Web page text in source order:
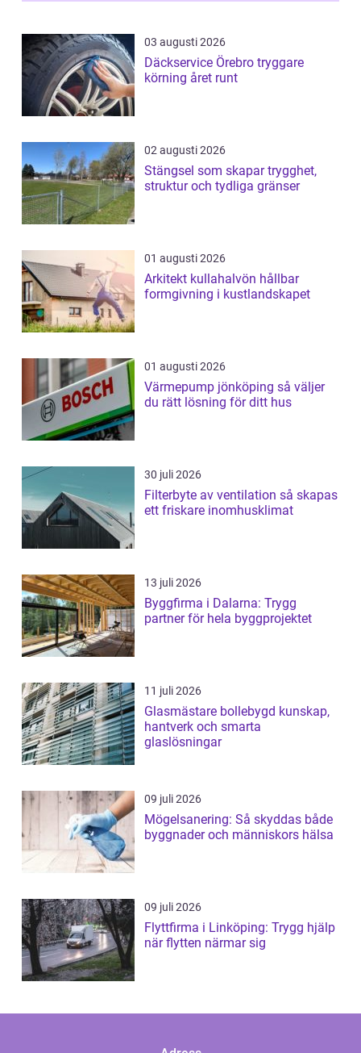
03 augusti 2026
Däckservice Örebro tryggare
körning året runt
02 augusti 2026
Stängsel som skapar trygghet,
struktur och tydliga gränser
01 augusti 2026
Arkitekt kullahalvön hållbar
formgivning i kustlandskapet
01 augusti 2026
Värmepump jönköping så väljer
du rätt lösning för ditt hus
30 juli 2026
Filterbyte av ventilation så skapas
ett friskare inomhusklimat
13 juli 2026
Byggfirma i Dalarna: Trygg
partner för hela byggprojektet
11 juli 2026
Glasmästare bollebygd kunskap,
hantverk och smarta
glaslösningar
09 juli 2026
Mögelsanering: Så skyddas både
byggnader och människors hälsa
09 juli 2026
Flyttfirma i Linköping: Trygg hjälp
när flytten närmar sig